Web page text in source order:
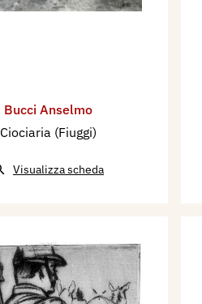
Bucci Anselmo
Ciociaria (Fiuggi)
Visualizza scheda